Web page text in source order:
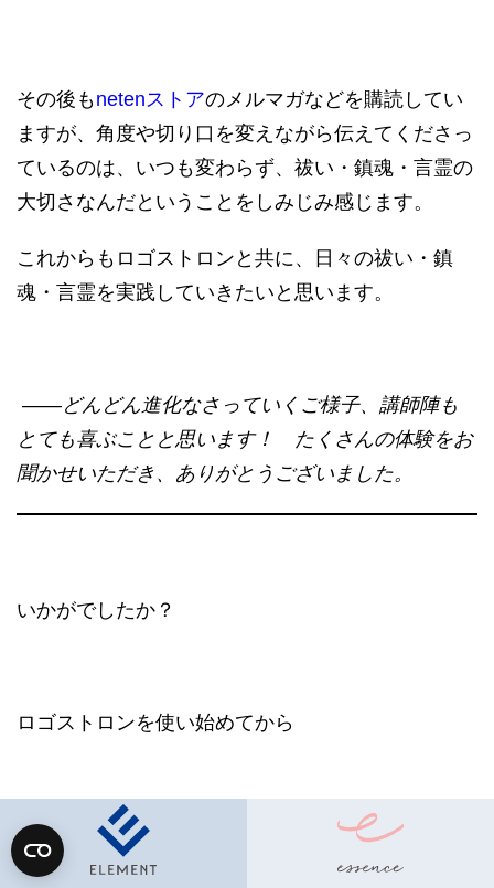
その後もnetenストアのメルマガなどを購読してい
ますが、角度や切り口を変えながら伝えてくださっ
ているのは、いつも変わらず、祓い・鎮魂・言霊の
大切さなんだということをしみじみ感じます。
これからもロゴストロンと共に、日々の祓い・鎮
魂・言霊を実践していきたいと思います。
——どんどん進化なさっていくご様子、講師陣も
とても喜ぶことと思います！ たくさんの体験をお
聞かせいただき、ありがとうございました。
いかがでしたか？
ロゴストロンを使い始めてから
・シンクロが増えた